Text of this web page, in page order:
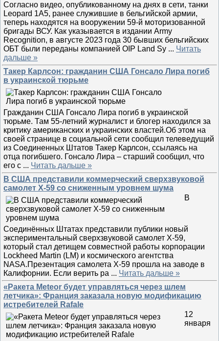
Согласно видео, опубликованному на днях в сети, танки
Leopard 1A5, ранее служившие в бельгийской армии,
теперь находятся на вооружении 59-й моторизованной
бригады ВСУ. Как указывается в издании Army
Recognition, в августе 2023 года 30 бывших бельгийских
ОБТ были переданы компанией OIP Land Sy ... Читать
дальше »
Такер Карлсон: гражданин США Гонсало Лира погиб
в украинской тюрьме
Гражданин США Гонсало Лира погиб в украинской
тюрьме. Там 55-летний журналист и блогер находился за
критику американских и украинских властей.Об этом на
своей странице в социальной сети сообщил телеведущий
из Соединенных Штатов Такер Карлсон, ссылаясь на
отца погибшего. Гонсало Лира – старший сообщил, что
его с ... Читать дальше »
В США представили коммерческий сверхзвуковой
самолет X-59 со сниженным уровнем шума
В
Соединённых Штатах представили публики новый
экспериментальный сверхзвуковой самолет X-59,
который стал детищем совместной работы корпорации
Lockheed Martin (LM) и космического агентства
NASA.Презентация самолета X-59 прошла на заводе в
Калифорнии. Если верить ра ... Читать дальше »
«Ракета Meteor будет управляться через шлем
летчика»: Франция заказала новую модификацию
истребителей Rafale
12
января